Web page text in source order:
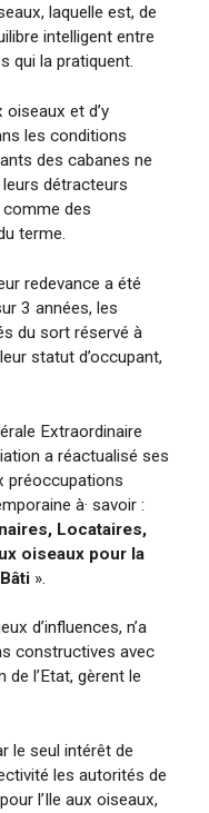
laquelle est, de
intelligent entre
qui la pratiquent.
oiseaux et d’y
les conditions
des cabanes ne
détracteurs
des
terme.
redevance a été
3 années, les
du sort réservé à
statut d’occupant,
Extraordinaire
a réactualisé ses
préoccupations
à· savoir :
Locataires,
oiseaux pour la
».
d’influences, n’a
constructives avec
de l’Etat, gèrent le
le seul intérêt de
les autorités de
l’Ile aux oiseaux,